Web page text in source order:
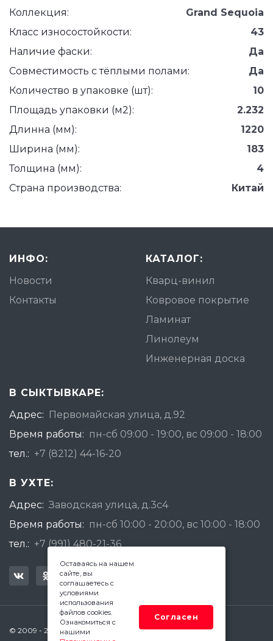
Коллекция:
Grand Sequoia
Класс износостойкости:
43
Наличие фаски:
Да
Совместимость с тёплыми полами:
Да
Количество в упаковке (шт):
10
Площадь упаковки (м2):
2.232
Длинна (мм):
1220
Ширина (мм):
183
Толщина (мм):
4
Страна производства:
Китай
ИНФО:
Новости
Контакты
КАТАЛОГ:
Кварц-винил
Ковровое покрытие
Ламинат
Линолеум
Инженерная доска
В СЫКТЫВКАРЕ:
Адрес: Первомайская улица, д.92
Время работы: пн-сб 09:00 - 19:00, вс 09:00 - 18:00
тел.: +7 (8212) 44-16-20
В УХТЕ:
Адрес: Заводская улица, д.3с4
Время работы: пн-сб 10:00 - 20:00, вс 10:00 - 18:00
тел.: +7 (991) 480-21-36
© 2009 - 2026 Квадратный Метр - Сыктывкар
Оставаясь на нашем
сайте, вы
соглашаетесь с
условиями
использования
файлов cookies.
Ознакомиться с
нашими
Согласен